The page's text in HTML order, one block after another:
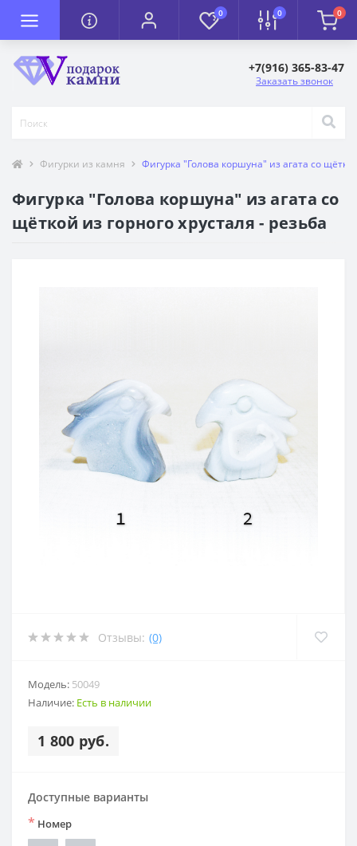
0 0 0
+7(916) 365-83-47
Заказать звонок
Фигурки из камня Фигурка "Голова коршуна" из агата со
Фигурка "Голова коршуна" из агата со
щёткой из горного хрусталя - резьба
Отзывы: (0)
Модель: 50049
Наличие: Есть в наличии
1 800 руб.
Доступные варианты
* Номер